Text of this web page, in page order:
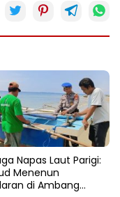
Napas Laut Parigi:
Menenun
di Ambang